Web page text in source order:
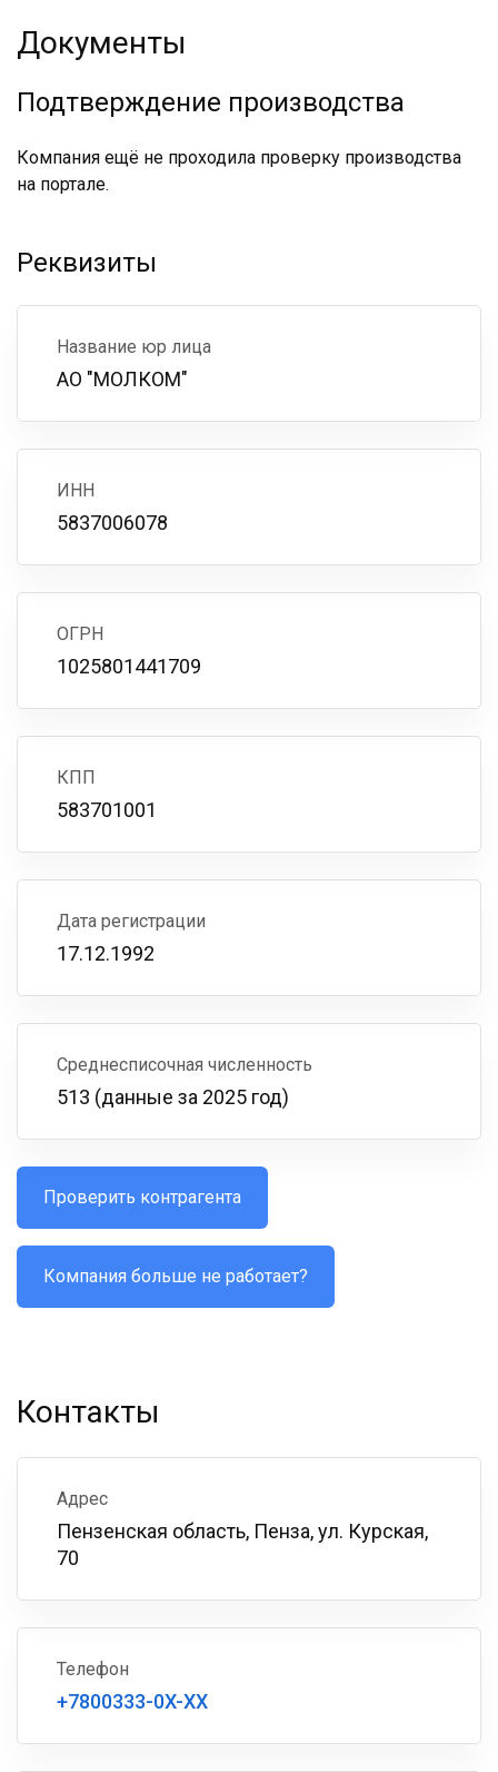
Документы
Подтверждение производства
Компания ещё не проходила проверку производства
на портале.
Реквизиты
Название юр лица
АО "МОЛКОМ"
ИНН
5837006078
ОГРН
1025801441709
КПП
583701001
Дата регистрации
17.12.1992
Среднесписочная численность
513 (данные за 2025 год)
Проверить контрагента
Компания больше не работает?
Контакты
Адрес
Пензенская область, Пенза, ул. Курская,
70
Телефон
+7800333-0X-XX